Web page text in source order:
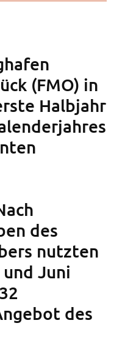
(FMO) in
Halbjahr
des
nutzten
Juni
des